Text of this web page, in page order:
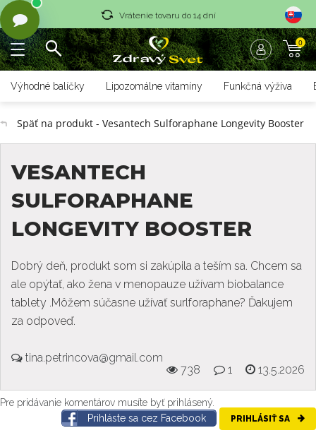
Vrátenie tovaru do 14 dní
Rýchle dodanie <36 hod 0
Výhodné balíčky Lipozomálne vitamíny Funkčná výživa
Späť na produkt - Vesantech Sulforaphane Longevity Booster
VESANTECH
SULFORAPHANE
LONGEVITY BOOSTER
Dobrý deň, produkt som si zakúpila a teším sa. Chcem sa
ale opýtať, ako žena v menopauze užívam biobalance
tablety .Môžem súčasne užívať surlforaphane? Ďakujem
za odpoveď.
tina.petrincova@gmail.com
738
1 13.5.2026
Pre pridávanie komentárov musíte byť prihlásený.
Prihláste sa cez Facebook
PRIHLÁSIŤ SA